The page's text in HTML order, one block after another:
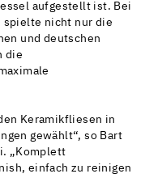
aufgestellt ist. Bei
spielte nicht nur die
und deutschen
die
Keramikfliesen in
gewählt“, so Bart
„Komplett
einfach zu reinigen